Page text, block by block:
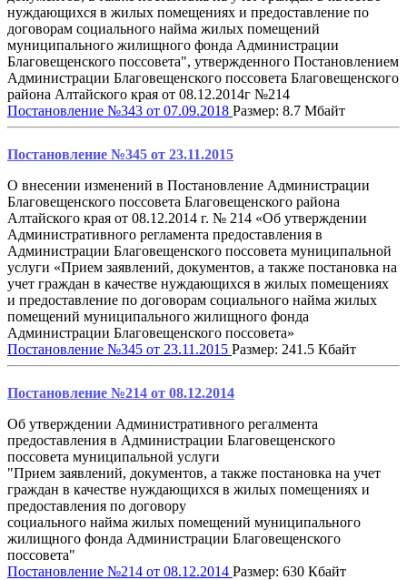
нуждающихся в жилых помещениях и предоставление по
договорам социального найма жилых помещений
муниципального жилищного фонда Администрации
Благовещенского поссовета", утвержденного Постановлением
Администрации Благовещенского поссовета Благовещенского
района Алтайского края от 08.12.2014г №214
Постановление №343 от 07.09.2018 Размер: 8.7 Мбайт
Постановление №345 от 23.11.2015
О внесении изменений в Постановление Администрации
Благовещенского поссовета Благовещенского района
Алтайского края от 08.12.2014 г. № 214 «Об утверждении
Административного регламента предоставления в
Администрации Благовещенского поссовета муниципальной
услуги «Прием заявлений, документов, а также постановка на
учет граждан в качестве нуждающихся в жилых помещениях
и предоставление по договорам социального найма жилых
помещений муниципального жилищного фонда
Администрации Благовещенского поссовета»
Постановление №345 от 23.11.2015 Размер: 241.5 Кбайт
Постановление №214 от 08.12.2014
Об утверждении Административного регалмента
предоставления в Администрации Благовещенского
поссовета муниципальной услуги
"Прием заявлений, документов, а также постановка на учет
граждан в качестве нуждающихся в жилых помещениях и
предоставления по договору
социального найма жилых помещений муниципального
жилищного фонда Администрации Благовещенского
поссовета"
Постановление №214 от 08.12.2014 Размер: 630 Кбайт